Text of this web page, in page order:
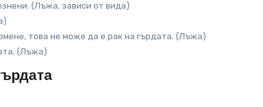
(Лъжа, зависи от вида)
това не може да е рак на гърдата. (Лъжа)
(Лъжа)